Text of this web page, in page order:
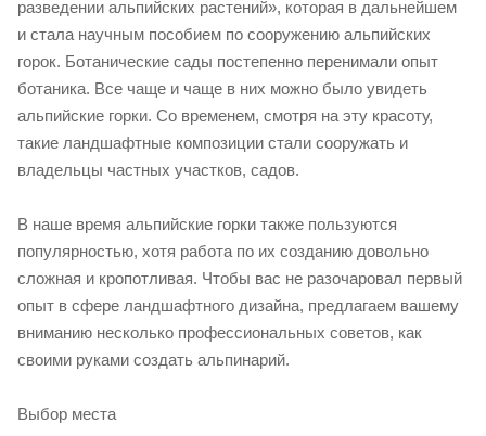
разведении альпийских растений», которая в дальнейшем
и стала научным пособием по сооружению альпийских
горок. Ботанические сады постепенно перенимали опыт
ботаника. Все чаще и чаще в них можно было увидеть
альпийские горки. Со временем, смотря на эту красоту,
такие ландшафтные композиции стали сооружать и
владельцы частных участков, садов.
В наше время альпийские горки также пользуются
популярностью, хотя работа по их созданию довольно
сложная и кропотливая. Чтобы вас не разочаровал первый
опыт в сфере ландшафтного дизайна, предлагаем вашему
вниманию несколько профессиональных советов, как
своими руками создать альпинарий.
Выбор места